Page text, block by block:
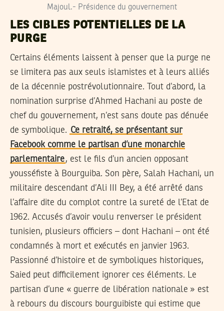
Majoul.- Présidence du gouvernement
LES CIBLES POTENTIELLES DE LA
PURGE
Certains éléments laissent à penser que la purge ne
se limitera pas aux seuls islamistes et à leurs alliés
de la décennie postrévolutionnaire. Tout d’abord, la
nomination surprise d’Ahmed Hachani au poste de
chef du gouvernement, n’est sans doute pas dénuée
de symbolique. Ce retraité, se présentant sur
Facebook comme le partisan d’une monarchie
parlementaire, est le fils d’un ancien opposant
yousséfiste à Bourguiba. Son père, Salah Hachani, un
militaire descendant d’Ali III Bey, a été arrêté dans
l’affaire dite du complot contre la sureté de l’Etat de
1962. Accusés d’avoir voulu renverser le président
tunisien, plusieurs officiers – dont Hachani – ont été
condamnés à mort et exécutés en janvier 1963.
Passionné d’histoire et de symboliques historiques,
Saied peut difficilement ignorer ces éléments. Le
partisan d’une « guerre de libération nationale » est
à rebours du discours bourguibiste qui estime que